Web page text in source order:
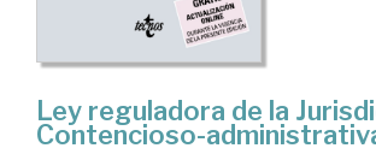
Ley reguladora de la
Contencioso-